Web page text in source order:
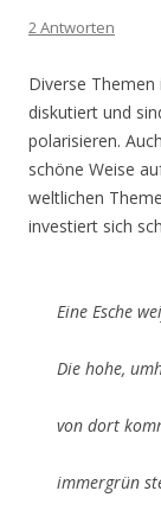
2 Antworten
Diverse
diskutiert und
polarisieren.
schöne Weise
weltlichen
investiert sich
Eine Esche
Die hohe,
von dort
immergrün